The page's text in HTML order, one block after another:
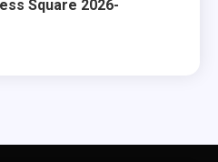
Square 2026-